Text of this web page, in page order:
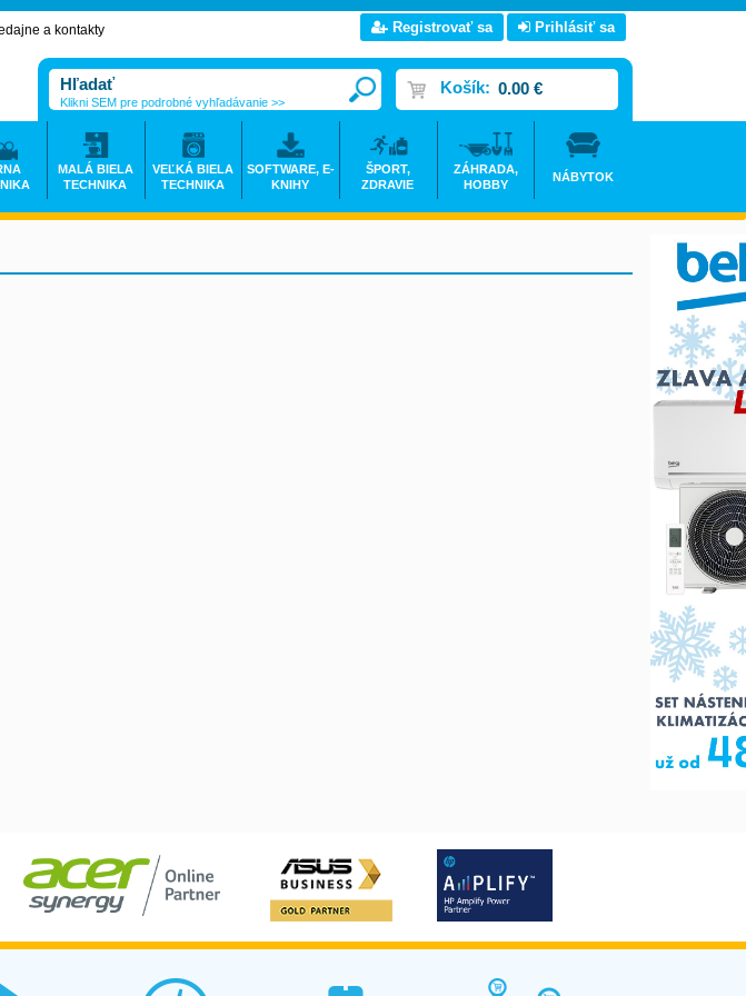
a kontakty
Registrovať sa Prihlásiť sa
Košík: 0.00 €
Klikni SEM pre podrobné vyhľadávanie >>
MALÁ BIELA
TECHNIKA
VEĽKÁ BIELA
TECHNIKA
SOFTWARE, E-
KNIHY
ŠPORT,
ZDRAVIE
ZÁHRADA,
HOBBY
NÁBYTOK